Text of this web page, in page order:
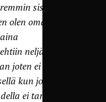
sisään.
olen omaan
neljä maalia
joten ei voi
kun johdettiin
ei tarvinnut